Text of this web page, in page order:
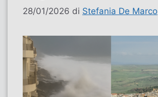
28/01/2026 di Stefania De Marco